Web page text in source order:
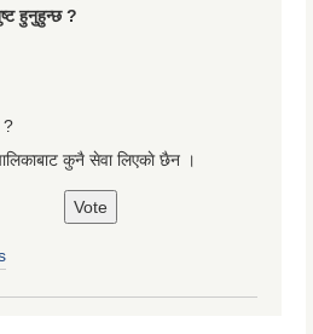
हुनुहुन्छ ?
?
कुनै सेवा लिएकाे छैन ।